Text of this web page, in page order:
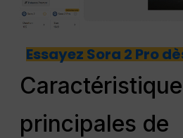
Essayez Sora 2 Pro
principales de